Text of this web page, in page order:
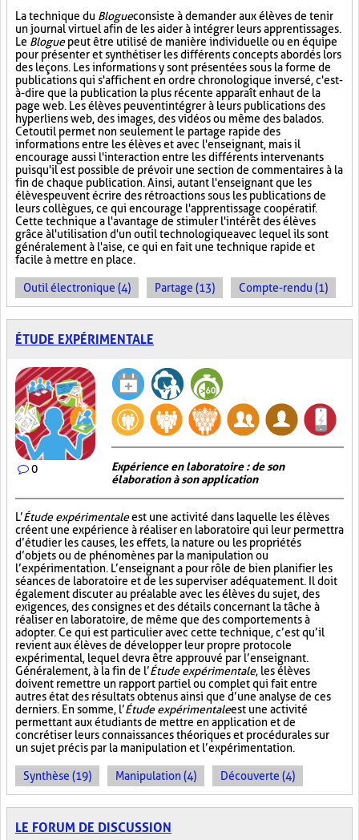
La technique du Blogueconsiste à demander aux élèves de tenir
un journal virtuel afin de les aider à intégrer leurs apprentissages.
Le Bloguepeut être utilisé de manière individuelle ou en équipe
pour présenter et synthétiser les différents concepts abordés lors
des leçons. Les informations y sont présentées sous la forme de
publications qui s'affichent en ordre chronologique inversé, c'est-
à-dire que la publication la plus récente apparaît en haut de la
page web. Les élèves peuvent intégrer à leurs publications des
hyperliens web, des images, des vidéos ou même des balados.
Cet outil permet non seulement le partage rapide des
informations entre les élèves et avec l'enseignant, mais il
encourage aussi l'interaction entre les différents intervenants
puisqu'il est possible de prévoir une section de commentaires à la
fin de chaque publication. Ainsi, autant l'enseignant que les
élèves peuvent écrire des rétroactions sous les publications de
leurs collègues, ce qui encourage l'apprentissage coopératif.
Cette technique a l'avantage de stimuler l'intérêt des élèves
grâce à l'utilisation d'un outil technologique avec lequel ils sont
généralement à l'aise, ce qui en fait une technique rapide et
facile à mettre en place.
Outil électronique (4) Partage (13) Compte-rendu (1)
ÉTUDE EXPÉRIMENTALE
0
Expérience en laboratoire : de son
élaboration à son application
L’Étude expérimentaleest une activité dans laquelle les élèves
créent une expérience à réaliser en laboratoire qui leur permettra
d’étudier les causes, les effets, la nature ou les propriétés
d’objets ou de phénomènes par la manipulation ou
l’expérimentation. L’enseignant a pour rôle de bien planifier les
séances de laboratoire et de les superviser adéquatement. Il doit
également discuter au préalable avec les élèves du sujet, des
exigences, des consignes et des détails concernant la tâche à
réaliser en laboratoire, de même que des comportements à
adopter. Ce qui est particulier avec cette technique, c’est qu’il
revient aux élèves de développer leur propre protocole
expérimental, lequel devra être approuvé par l’enseignant.
Généralement, à la fin de l’Étude expérimentale, les élèves
doivent remettre un rapport partiel ou complet qui fait entre
autres état des résultats obtenus ainsi que d’une analyse de ces
derniers. En somme, l’Étude expérimentaleest une activité
permettant aux étudiants de mettre en application et de
concrétiser leurs connaissances théoriques et procédurales sur
un sujet précis par la manipulation et l’expérimentation.
Synthèse (19) Manipulation (4) Découverte (4)
LE FORUM DE DISCUSSION